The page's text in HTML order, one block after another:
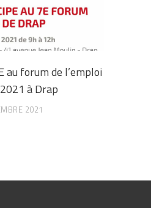
au forum de l’emploi
à Drap
2021